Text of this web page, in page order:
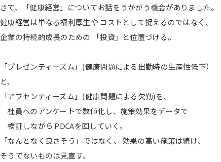
さて、「健康経営」についてお話をうかがう機会がありました。
健康経営は単なる福利厚生や コストとして捉えるのではなく、
企業の持続的成長のための 「投資」と位置づける。
「プレゼンティーズム」(健康問題による出勤時の生産性低下）
と、
「アブセンティーズム」(健康問題による欠勤)を、
社員へのアンケートで数値化し、施策効果をデータで
検証しながら PDCAを回していく。
「なんとなく良さそう」ではなく、 効果の高い施策は続け、
そうでないものは見直す。